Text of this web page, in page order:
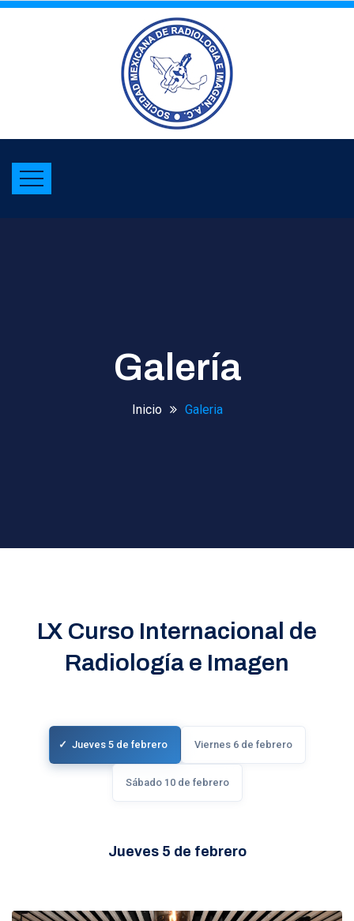
Galería
Inicio Galeria
LX Curso Internacional de
Radiología e Imagen
Jueves 5 de febrero Viernes 6 de febrero
Sábado 10 de febrero
Jueves 5 de febrero